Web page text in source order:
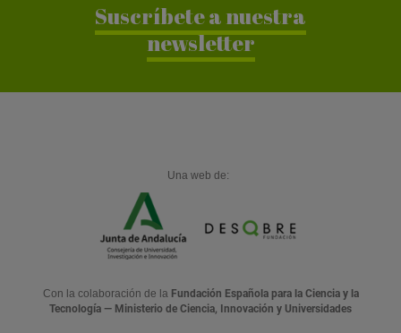
Suscríbete a nuestra
newsletter
Una web de:
Con la colaboración de la Fundación Española para la Ciencia y la
Tecnología — Ministerio de Ciencia, Innovación y Universidades